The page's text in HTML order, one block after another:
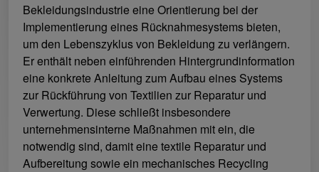
Bekleidungsindustrie eine Orientierung bei der
Implementierung eines Rücknahmesystems bieten,
um den Lebenszyklus von Bekleidung zu verlängern.
Er enthält neben einführenden Hintergrundinformation
eine konkrete Anleitung zum Aufbau eines Systems
zur Rückführung von Textilien zur Reparatur und
Verwertung. Diese schließt insbesondere
unternehmensinterne Maßnahmen mit ein, die
notwendig sind, damit eine textile Reparatur und
Aufbereitung sowie ein mechanisches Recycling